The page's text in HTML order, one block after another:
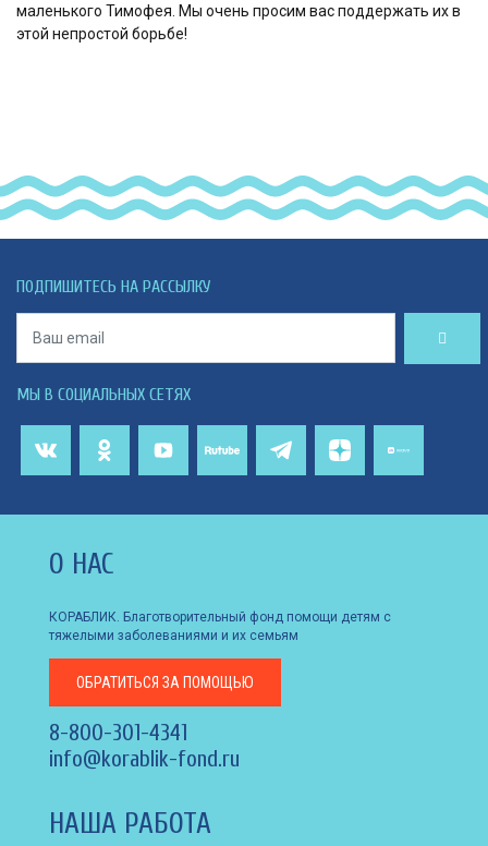
маленького Тимофея. Мы очень просим вас поддержать их в
этой непростой борьбе!
ПОДПИШИТЕСЬ НА РАССЫЛКУ
МЫ В СОЦИАЛЬНЫХ СЕТЯХ
О НАС
КОРАБЛИК. Благотворительный фонд помощи детям с
тяжелыми заболеваниями и их семьям
ОБРАТИТЬСЯ ЗА ПОМОЩЬЮ
8-800-301-4341
info@korablik-fond.ru
НАША РАБОТА